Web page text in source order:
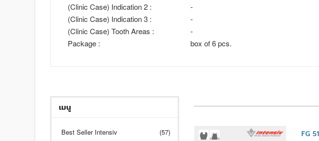
(Clinic Case) Indication 2 :
-
(Clinic Case) Indication 3 :
-
(Clinic Case) Tooth Areas :
-
Package :
box of 6 pcs.
เมนู
Best Seller Intensiv (57) FG